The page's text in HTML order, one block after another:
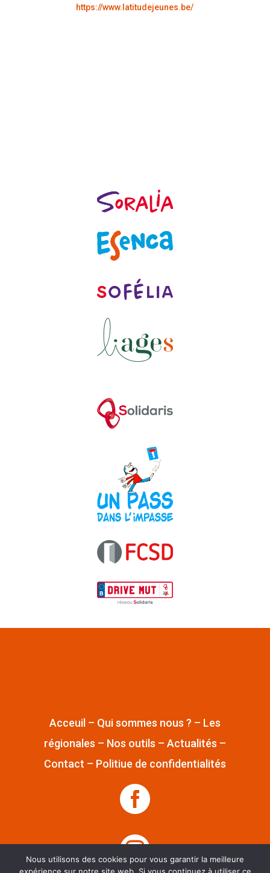
https://www.latitudejeunes.be/
Acceuil – Qui sommes nous ? – Les
régionales – Nos outils – Actualités –
Contact – Politiue de confidentialités


Nous utilisons des cookies pour vous garantir la meilleure